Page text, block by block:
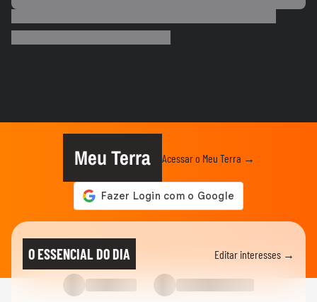
contra a mulher nos 20 anos...
Alex Escobar passa por cirurgia para
retirada de tumor
Salah ganha festa surreal ao ser
apresentado à torcida do...
Hortência explica por que passou a usar
Meu Terra Acessar o Meu Terra →
O ESSENCIAL DO DIA Editar interesses →